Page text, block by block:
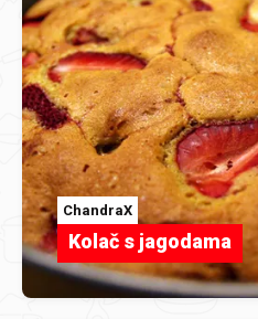
ChandraX
Kolač s jagodama